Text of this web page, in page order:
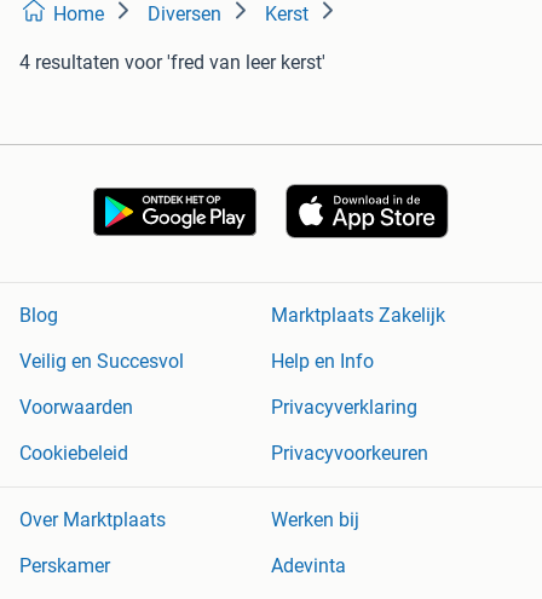
Home Diversen Kerst
4 resultaten voor 'fred van leer kerst'
Blog
Marktplaats Zakelijk
Veilig en Succesvol
Help en Info
Voorwaarden
Privacyverklaring
Cookiebeleid
Privacyvoorkeuren
Over Marktplaats
Werken bij
Perskamer
Adevinta